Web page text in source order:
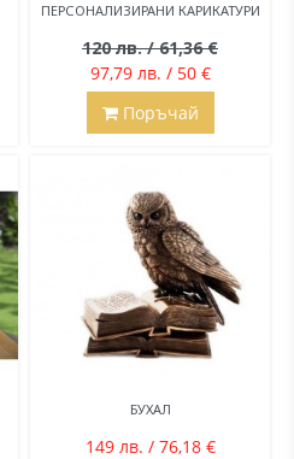
ПЕРСОНАЛИЗИРАНИ КАРИКАТУРИ
120 лв. / 61,36 €
97,79 лв. / 50 €
Поръчай
БУХАЛ
149 лв. / 76,18 €